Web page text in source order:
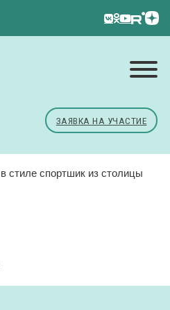
ЗАЯВКА НА УЧАСТИЕ
стиле спортшик из столицы